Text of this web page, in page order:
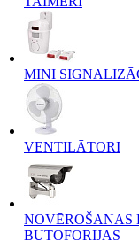
MINI
VENTILĀTORI
NOVĒROŠANAS
BUTOFORIJAS